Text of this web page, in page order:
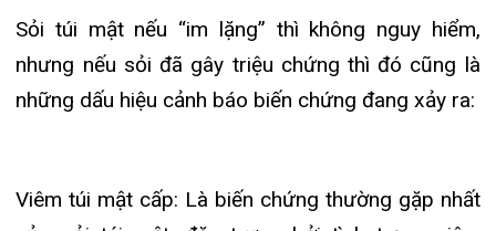
Khoa Hô hấp – Nội tiết – Bệnh nhiệt đới
Khoa Cơ xương khớp – Thận tiết niệu – Dị
ứng miễn dịch
Khoa Ung Bướu
của sỏi túi mật, đặc trưng bởi tình trạng viêm
thành túi mật. Nguy cơ viêm túi mật cấp tăng lên ở
những người mắc sỏi mật có kích thước lớn vì
nguy cơ sỏi có thể bị mắc kẹt lại bên trong túi mật
khi sờ, thở sâu và ho. Số lượng bạch cầu gia tăng